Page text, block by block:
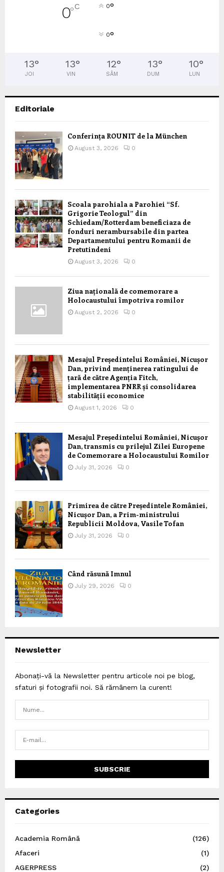
0°C 0°
0°
13°
JOI
13°
VIN
12°
SÂM
13°
DUM
10°
LUN
Editoriale
Conferința ROUNIT de la München
August 3, 2026 0
Scoala parohiala a Parohiei “Sf.
Grigorie Teologul” din
Schiedam/Rotterdam beneficiaza de
fonduri nerambursabile din partea
Departamentului pentru Romanii de
Pretutindeni
August 3, 2026 0
Ziua națională de comemorare a
Holocaustului împotriva romilor
August 2, 2026 0
Mesajul Președintelui României, Nicușor
Dan, privind menținerea ratingului de
țară de către Agenția Fitch,
implementarea PNRR și consolidarea
stabilității economice
August 1, 2026 0
Mesajul Președintelui României, Nicușor
Dan, transmis cu prilejul Zilei Europene
de Comemorare a Holocaustului Romilor
July 31, 2026 0
Primirea de către Președintele României,
Nicușor Dan, a Prim-ministrului
Republicii Moldova, Vasile Tofan
July 31, 2026 0
Când răsună Imnul
July 29, 2026 0
Newsletter
Abonați-vă la Newsletter pentru articole noi pe blog,
sfaturi și fotografii noi. Să rămânem la curent!
Categories
Academia Română
(126)
Afaceri
(1)
AGERPRESS
(2)